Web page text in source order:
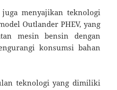
menyajikan teknologi
Outlander PHEV, yang
mesin bensin dengan
konsumsi bahan
teknologi yang dimiliki